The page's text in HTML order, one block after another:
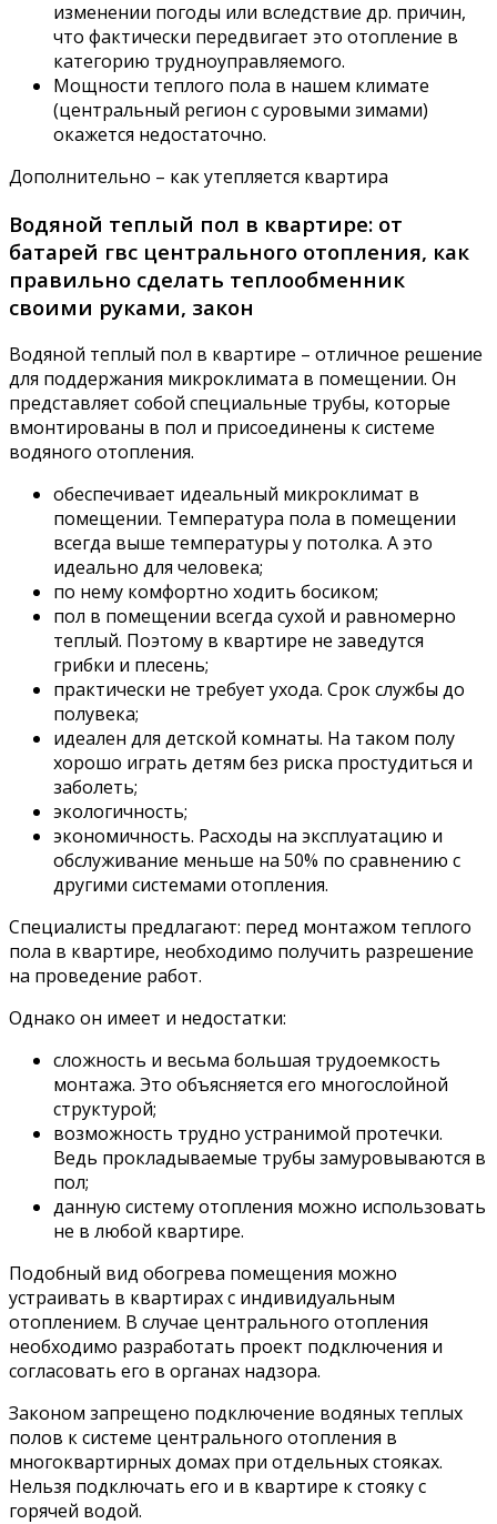
изменении погоды или вследствие др. причин,
что фактически передвигает это отопление в
категорию трудноуправляемого.
Мощности теплого пола в нашем климате
(центральный регион с суровыми зимами)
окажется недостаточно.
Дополнительно – как утепляется квартира
Водяной теплый пол в квартире: от
батарей гвс центрального отопления, как
правильно сделать теплообменник
своими руками, закон
Водяной теплый пол в квартире – отличное решение
для поддержания микроклимата в помещении. Он
представляет собой специальные трубы, которые
вмонтированы в пол и присоединены к системе
водяного отопления.
обеспечивает идеальный микроклимат в
помещении. Температура пола в помещении
всегда выше температуры у потолка. А это
идеально для человека;
по нему комфортно ходить босиком;
пол в помещении всегда сухой и равномерно
теплый. Поэтому в квартире не заведутся
грибки и плесень;
практически не требует ухода. Срок службы до
полувека;
идеален для детской комнаты. На таком полу
хорошо играть детям без риска простудиться и
заболеть;
экологичность;
экономичность. Расходы на эксплуатацию и
обслуживание меньше на 50% по сравнению с
другими системами отопления.
Специалисты предлагают: перед монтажом теплого
пола в квартире, необходимо получить разрешение
на проведение работ.
Однако он имеет и недостатки:
сложность и весьма большая трудоемкость
монтажа. Это объясняется его многослойной
структурой;
возможность трудно устранимой протечки.
Ведь прокладываемые трубы замуровываются в
пол;
данную систему отопления можно использовать
не в любой квартире.
Подобный вид обогрева помещения можно
устраивать в квартирах с индивидуальным
отоплением. В случае центрального отопления
необходимо разработать проект подключения и
согласовать его в органах надзора.
Законом запрещено подключение водяных теплых
полов к системе центрального отопления в
многоквартирных домах при отдельных стояках.
Нельзя подключать его и в квартире к стояку с
горячей водой.